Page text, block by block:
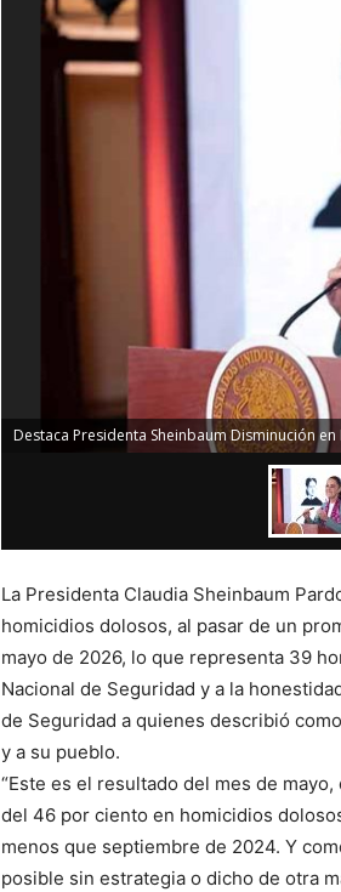
Destaca Presidenta Sheinbaum Disminución
La Presidenta Claudia Sheinbaum
homicidios dolosos, al pasar de un
mayo de 2026, lo que representa 39
Nacional de Seguridad y a la
de Seguridad a quienes describió
y a su pueblo.
“Este es el resultado del mes de
del 46 por ciento en homicidios
menos que septiembre de 2024. Y
posible sin estrategia o dicho de otra